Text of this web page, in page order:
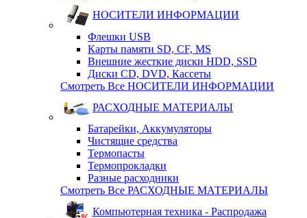
НОСИТЕЛИ ИНФОРМАЦИИ
Флешки USB
Карты памяти SD, CF, MS
Внешние жесткие диски HDD, SSD
Диски CD, DVD, Кассеты
Смотреть Все НОСИТЕЛИ ИНФОРМАЦИИ
РАСХОДНЫЕ МАТЕРИАЛЫ
Батарейки, Аккумуляторы
Чистящие средства
Термопасты
Термопрокладки
Разные расходники
Смотреть Все РАСХОДНЫЕ МАТЕРИАЛЫ
Компьютерная техника - Распродажа